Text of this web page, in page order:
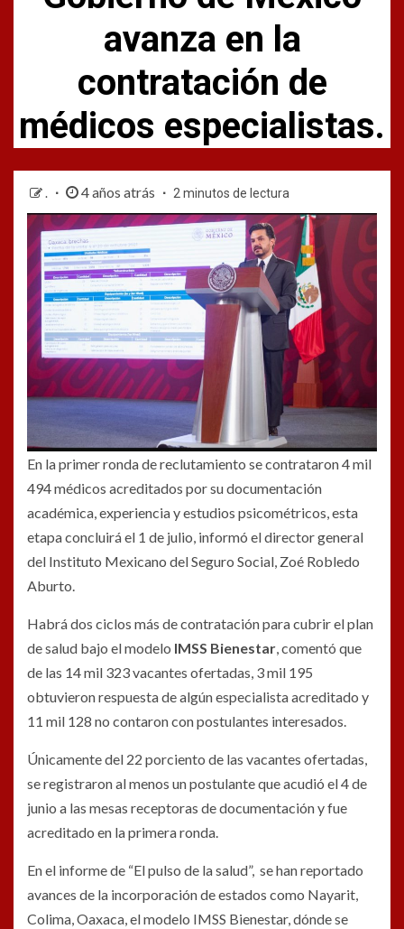
avanza en la
contratación de
médicos especialistas.
. 4 años atrás 2 minutos de lectura
En la primer ronda de reclutamiento se contrataron 4 mil
494 médicos acreditados por su documentación
académica, experiencia y estudios psicométricos, esta
etapa concluirá el 1 de julio, informó el director general
del Instituto Mexicano del Seguro Social, Zoé Robledo
Aburto.
Habrá dos ciclos más de contratación para cubrir el plan
de salud bajo el modelo IMSS Bienestar, comentó que
de las 14 mil 323 vacantes ofertadas, 3 mil 195
obtuvieron respuesta de algún especialista acreditado y
11 mil 128 no contaron con postulantes interesados.
Únicamente del 22 porciento de las vacantes ofertadas,
se registraron al menos un postulante que acudió el 4 de
junio a las mesas receptoras de documentación y fue
acreditado en la primera ronda.
En el informe de “El pulso de la salud”, se han reportado
avances de la incorporación de estados como Nayarit,
Colima, Oaxaca, el modelo IMSS Bienestar, dónde se